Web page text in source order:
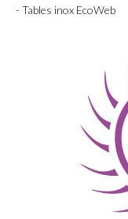
- Tables inox EcoWeb